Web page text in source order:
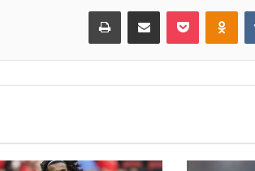
Odnoklassniki
بوكيت مشاركة عبر البريد طباعة